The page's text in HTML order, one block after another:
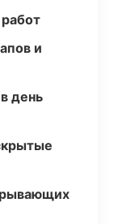
и
день